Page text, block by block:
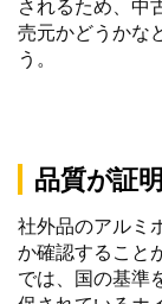
されるため、中
売元かどうかな
う。
品質が証
社外品のアルミ
か確認すること
では、国の基準